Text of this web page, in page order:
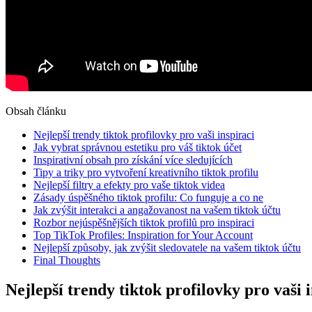
Obsah článku
Nejlepší trendy tiktok profilovky pro vaši inspiraci
Jak vybrat správnou estetiku pro váš tiktok účet
Inspirativní obsah pro získání více sledujících
Tipy a triky pro vytvoření kreativního tiktok profilu
Nejlepší filtry a efekty pro vaše tiktok videa
Zásady úspěšného tiktok profilu: Co funguje a co ne
Jak zvýšit interakci a angažovanost na vašem tiktok účtu
Rozbor nejúspěšnějších tiktok profilů pro inspiraci
Top TikTok Profiles: Inspiration for Your Account
Nejlepší způsoby, jak zvýšit sledovatele na vašem tiktok účtu
Final Thoughts
Nejlepší trendy tiktok profilovky pro vaši